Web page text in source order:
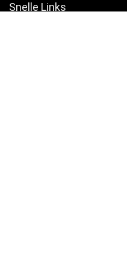
Snelle Links